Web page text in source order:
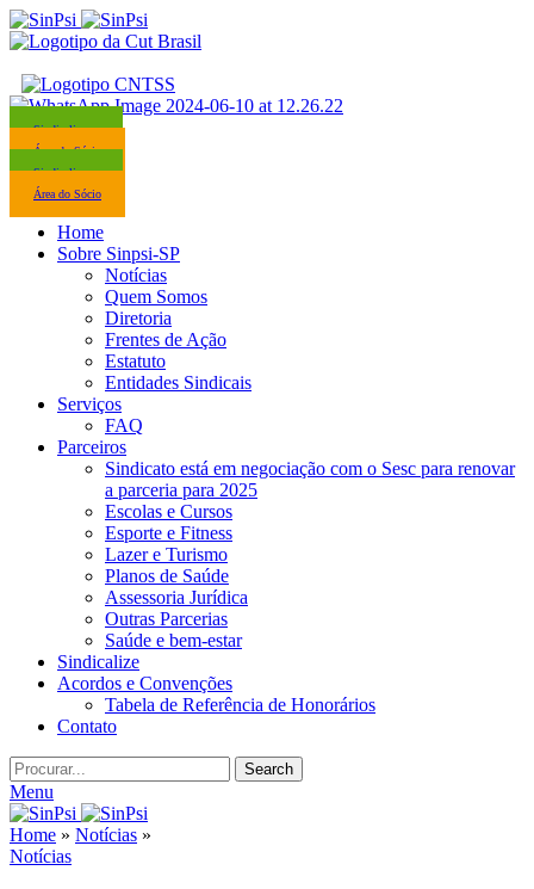
Sindicalize-se
Área do Sócio
Sindicalize-se
Área do Sócio
Home
Sobre Sinpsi-SP
Notícias
Quem Somos
Diretoria
Frentes de Ação
Estatuto
Entidades Sindicais
Serviços
FAQ
Parceiros
Sindicato está em negociação com o Sesc para renovar
a parceria para 2025
Escolas e Cursos
Esporte e Fitness
Lazer e Turismo
Planos de Saúde
Assessoria Jurídica
Outras Parcerias
Saúde e bem-estar
Sindicalize
Acordos e Convenções
Tabela de Referência de Honorários
Contato
Search
Menu
Home » Notícias »
Notícias